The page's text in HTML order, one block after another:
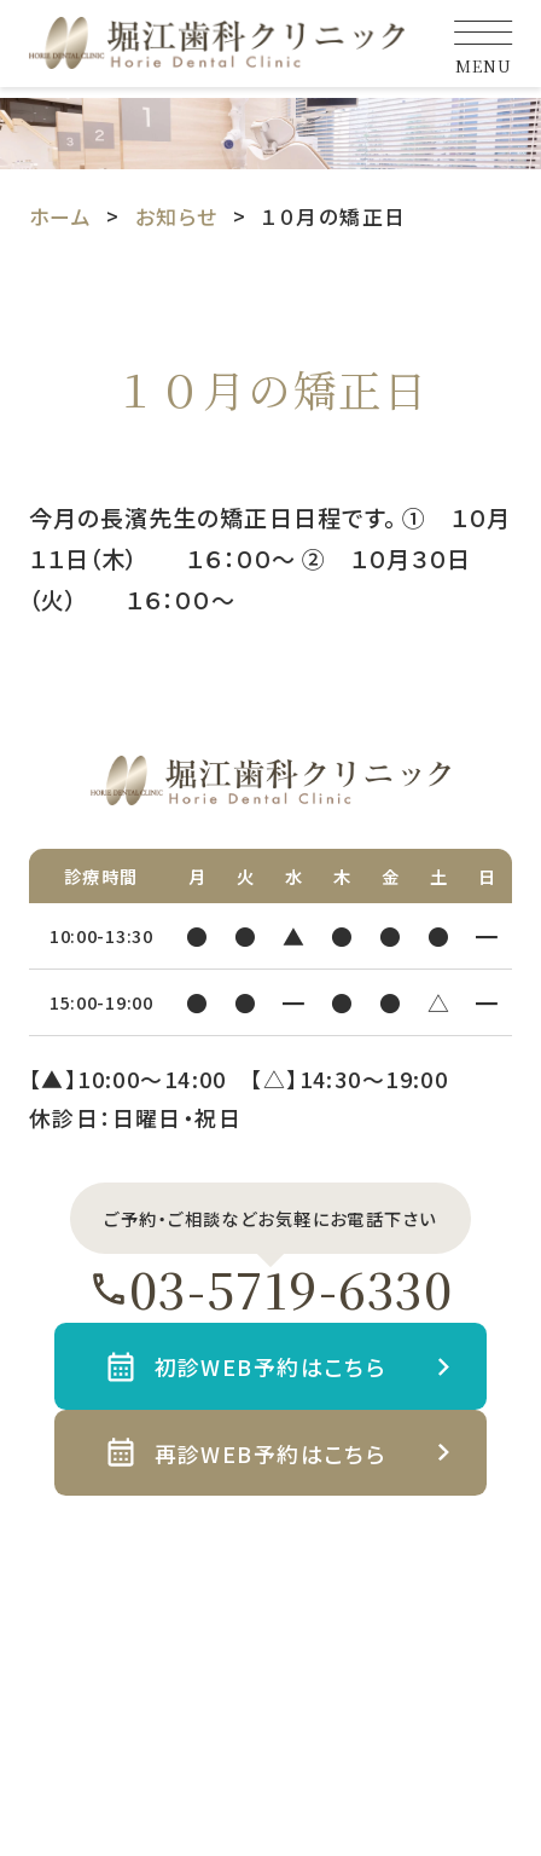
MENU
ホーム お知らせ １０月の矯正日
１０月の矯正日
今月の長濱先生の矯正日日程です。 ① １０月
１１日（木） １６：００～ ② １０月３０日
（火） １６：００～
診療時間 月 火 水 木 金 土 日
10:00-13:30 ● ● ▲ ● ● ● ━
15:00-19:00 ● ● ━ ● ● △ ━
【▲】10:00〜14:00 【△】14:30〜19:00
休診日：日曜日・祝日
ご予約・ご相談などお気軽にお電話下さい
03-5719-6330
初診WEB予約はこちら
再診WEB予約はこちら